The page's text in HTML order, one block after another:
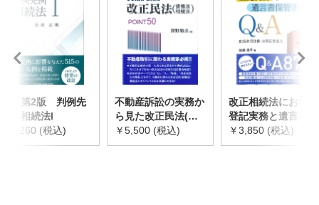
全訂第2版 判例先
例 相続法I
￥7,260 (税込)
不動産訴訟の実務か
ら見た改正民法(債
権法・相続法)
POINT50
￥5,500 (税込)
改正相続法における
登記実務と遺言書保
管手続Q&A
￥3,850 (税込)